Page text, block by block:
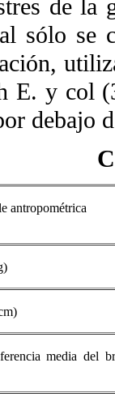
de la
sólo se
E. y col
debajo
antropométrica
media del